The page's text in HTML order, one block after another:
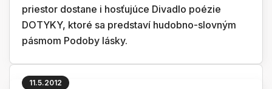
priestor dostane i hosťujúce Divadlo poézie
DOTYKY, ktoré sa predstaví hudobno-slovným
pásmom Podoby lásky.
11.5.2012